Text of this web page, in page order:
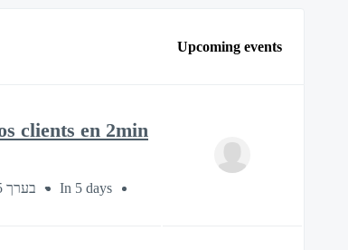
Upcoming events
clients en 2min !
In 5 days בערך 15 דקות